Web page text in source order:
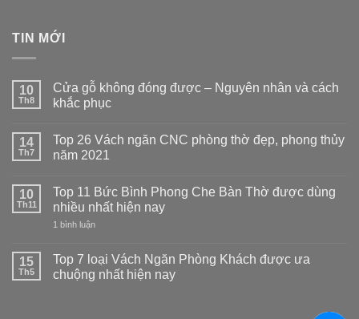
TIN MỚI
10
Th8
Cửa gỗ không đóng được – Nguyên nhân và cách
khắc phục
bình
luận
ở
không
đóng
được
–
và
cách
khắc
14
Th7
Top 26 Vách ngăn CNC phòng thờ đẹp, phong thủy
năm 2021
bình
luận
ở
Top
ngăn
CNC
phòng
10
Th11
Top 11 Bức Bình Phong Che Bàn Thờ được dùng
nhiều nhất hiện nay
1 bình luậnở
Bức
Bình
Phong
15
Th5
Top 7 loại Vách Ngăn Phòng Khách được ưa
chuộng nhất hiện nay